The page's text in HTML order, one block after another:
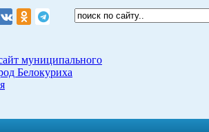
муниципального
Белокуриха